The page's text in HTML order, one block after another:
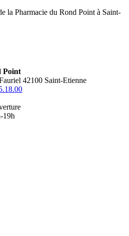
la Pharmacie du Rond Point à Saint-
Point
42100 Saint-Etienne
19h